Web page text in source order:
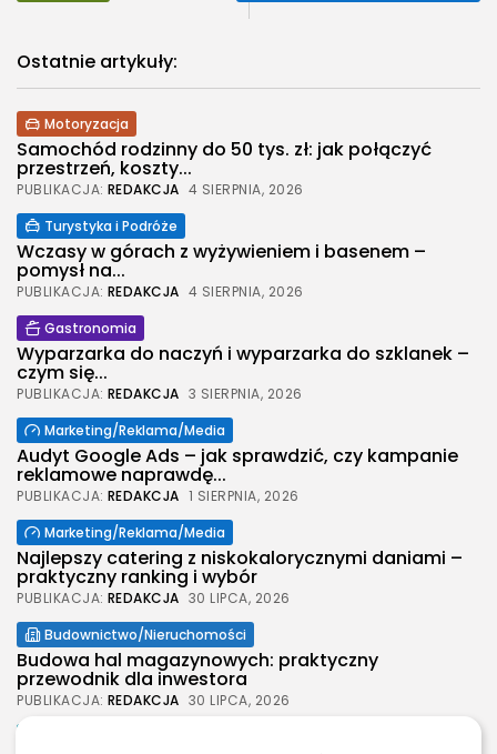
Ostatnie artykuły:
Motoryzacja
Samochód rodzinny do 50 tys. zł: jak połączyć
przestrzeń, koszty...
PUBLIKACJA: REDAKCJA 4 SIERPNIA, 2026
Turystyka i Podróże
Wczasy w górach z wyżywieniem i basenem –
pomysł na...
PUBLIKACJA: REDAKCJA 4 SIERPNIA, 2026
Gastronomia
Wyparzarka do naczyń i wyparzarka do szklanek –
czym się...
PUBLIKACJA: REDAKCJA 3 SIERPNIA, 2026
Marketing/Reklama/Media
Audyt Google Ads – jak sprawdzić, czy kampanie
reklamowe naprawdę...
PUBLIKACJA: REDAKCJA 1 SIERPNIA, 2026
Marketing/Reklama/Media
Najlepszy catering z niskokalorycznymi daniami –
praktyczny ranking i wybór
PUBLIKACJA: REDAKCJA 30 LIPCA, 2026
Budownictwo/Nieruchomości
Budowa hal magazynowych: praktyczny
przewodnik dla inwestora
PUBLIKACJA: REDAKCJA 30 LIPCA, 2026